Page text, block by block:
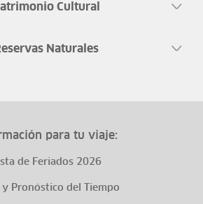
Cultural
Naturales
para tu viaje:
de Feriados 2026
y Pronóstico del Tiempo